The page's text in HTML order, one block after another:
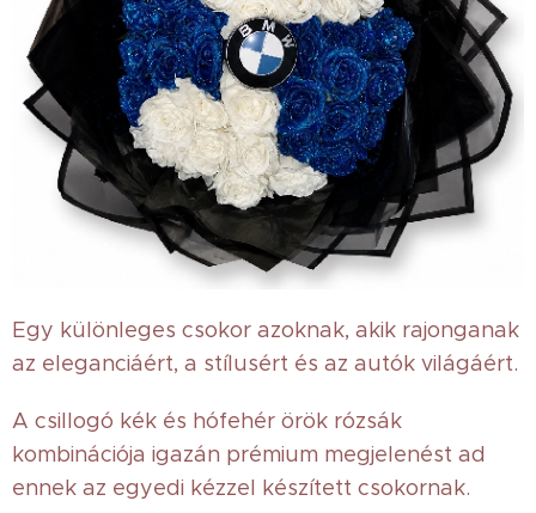
Egy különleges csokor azoknak, akik rajonganak
az eleganciáért, a stílusért és az autók világáért.
A csillogó kék és hófehér örök rózsák
kombinációja igazán prémium megjelenést ad
ennek az egyedi kézzel készített csokornak. ✨